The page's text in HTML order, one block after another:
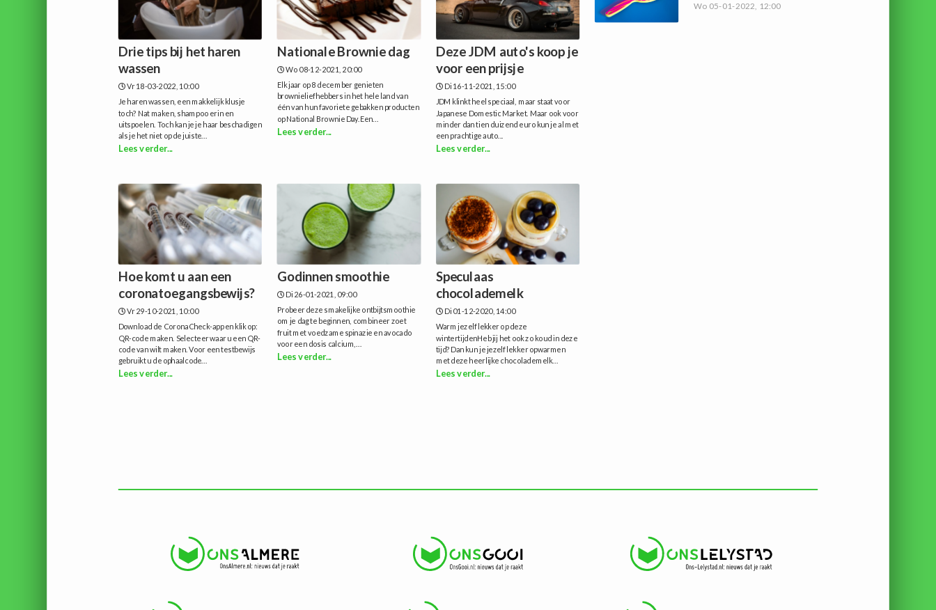
Drie tips bij het haren
wassen
Vr 18-03-2022, 10:00
Je haren wassen, een makkelijk klusje
toch? Nat maken, shampoo erin en
uitspoelen. Toch kan je je haar beschadigen
als je het niet op de juiste...
Lees verder...
Nationale Brownie dag
Wo 08-12-2021, 20:00
Elk jaar op 8 december genieten
brownieliefhebbers in het hele land van
één van hun favoriete gebakken producten
op National Brownie Day.Een...
Lees verder...
Deze JDM auto's koop je
voor een prijsje
Di 16-11-2021, 15:00
JDM klinkt heel speciaal, maar staat voor
Japanese Domestic Market. Maar ook voor
minder dan tien duizend euro kun je al met
een prachtige auto...
Lees verder...
Hoe komt u aan een
coronatoegangsbewijs?
Vr 29-10-2021, 10:00
Download de CoronaCheck-app en klik op:
QR-code maken. Selecteer waar u een QR-
code van wilt maken. Voor een testbewijs
gebruikt u de ophaalcode...
Lees verder...
Godinnen smoothie
Di 26-01-2021, 09:00
Probeer deze smakelijke ontbijtsmoothie
om je dag te beginnen, combineer zoet
fruit met voedzame spinazie en avocado
voor een dosis calcium,...
Lees verder...
Speculaas
chocolademelk
Di 01-12-2020, 14:00
Warm jezelf lekker op deze
wintertijdenHeb jij het ook zo koud in deze
tijd? Dan kun je jezelf lekker opwarmen
met deze heerlijke chocolademelk...
Lees verder...
Wo 05-01-2022, 12:00